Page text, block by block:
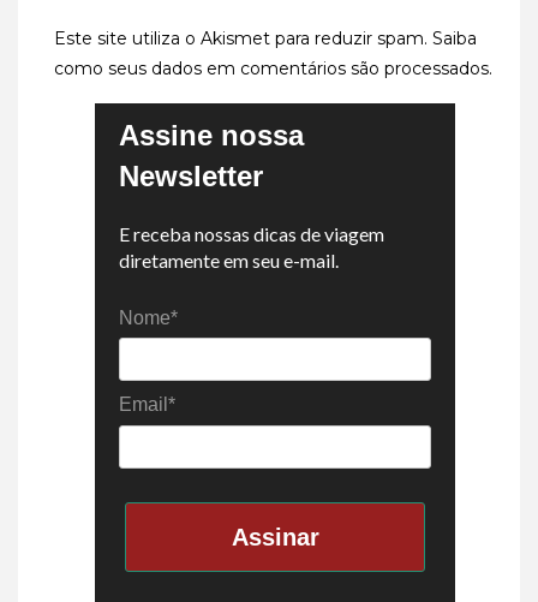
Este site utiliza o Akismet para reduzir spam. Saiba
como seus dados em comentários são processados.
Assine nossa
Newsletter
E receba nossas dicas de viagem
diretamente em seu e-mail.
Nome*
Email*
Assinar